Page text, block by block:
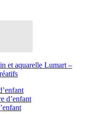
et aquarelle Lumart –
d’enfant